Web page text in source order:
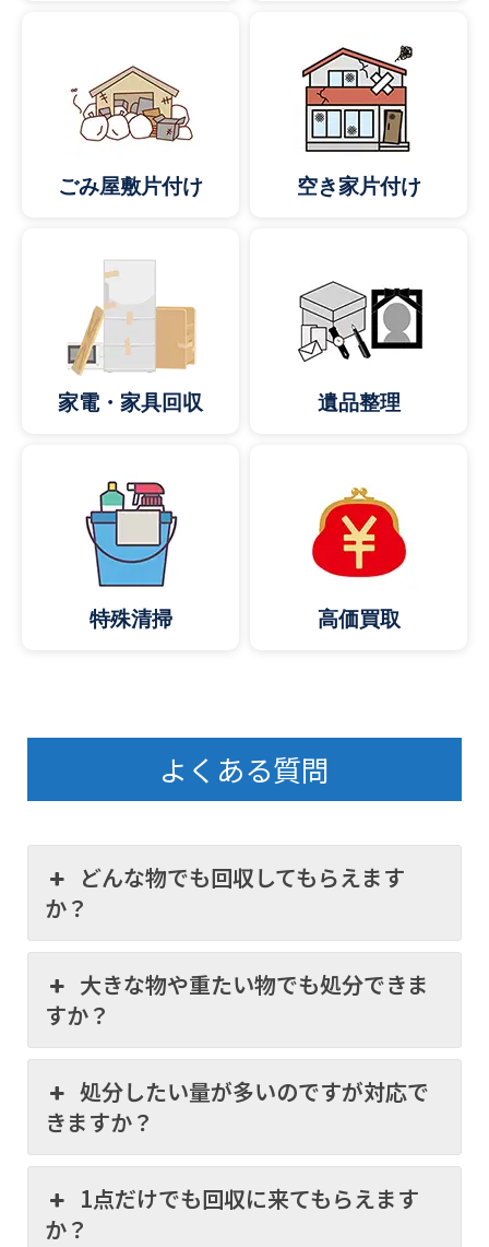
ごみ屋敷片付け 空き家片付け
家電・家具回収 遺品整理
特殊清掃 高価買取
よくある質問
どんな物でも回収してもらえます
か？
大きな物や重たい物でも処分できま
すか？
処分したい量が多いのですが対応で
きますか？
1点だけでも回収に来てもらえます
か？